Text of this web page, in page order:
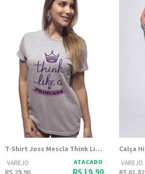
T-Shirt Joss Mescla Think Like a Pricess
VAREJO
R$ 29,90
ATACADO VAREJO
R$ 61,82